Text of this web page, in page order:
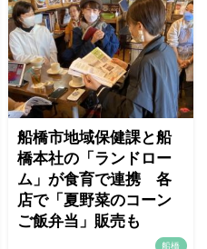
船橋市地域保健課と船
橋本社の「ランドロー
ム」が食育で連携 各
店で「夏野菜のコーン
ご飯弁当」販売も
船橋